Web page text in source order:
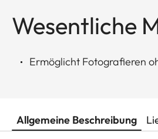
Wesentliche
Ermöglicht Fotografieren
Allgemeine Beschreibung